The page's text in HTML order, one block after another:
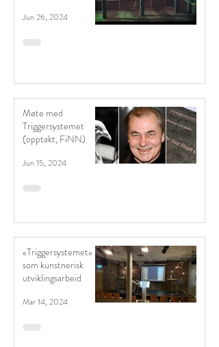
Jun 26, 2024
Møte med
Triggersystemet
(opptakt, FiNN)
Jun 15, 2024
«Triggersystemet»
som kunstnerisk
utviklingsarbeid
Mar 14, 2024